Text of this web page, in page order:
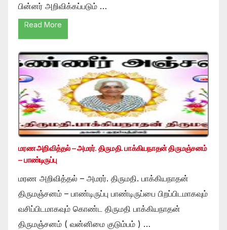
பின்னர் அறிவிக்கப்படும் …
Read More
மரண அறிவித்தல் – அமரர். திருமதி. பாக்கியநாதன் திருமஞ்சனம்
– பாண்டிருப்பு
மரண அறிவித்தல் – அமரர். திருமதி. பாக்கியநாதன்
திருமஞ்சனம் – பாண்டிருப்பு பாண்டிருப்பை பிறப்பிடமாகவும்
வசிப்பிடமாகவும் கொண்ட திருமதி பாக்கியநாதன்
திருமஞ்சனம் ( வன்னிமை குடும்பம் ) …